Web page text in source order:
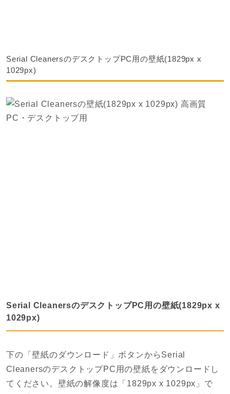
Serial CleanersのデスクトップPC用の壁紙(1829px x
1029px)
Serial CleanersのデスクトップPC用の壁紙(1829px x
1029px)
下の「壁紙のダウンロード」ボタンからSerial
CleanersのデスクトップPC用の壁紙をダウンロードし
てください。壁紙の解像度は「1829px x 1029px」で